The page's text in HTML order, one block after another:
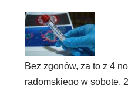
Bez zgonów, za to z 4
radomskiego w sobotę,